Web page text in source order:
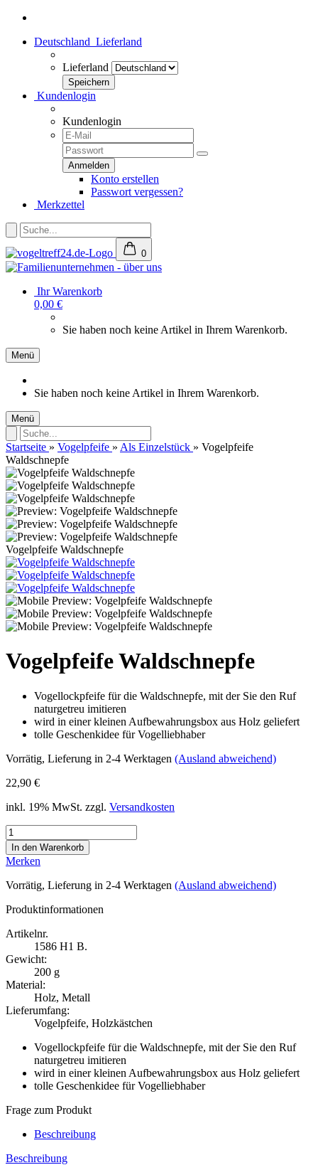
Deutschland Lieferland
Lieferland
Kundenlogin
Kundenlogin
Konto erstellen
Passwort vergessen?
Merkzettel
0
Ihr Warenkorb
0,00 €
Sie haben noch keine Artikel in Ihrem Warenkorb.
Menü
Sie haben noch keine Artikel in Ihrem Warenkorb.
Menü
Startseite » Vogelpfeife » Als Einzelstück » Vogelpfeife
Waldschnepfe
Vogelpfeife Waldschnepfe
Vogelpfeife Waldschnepfe
Vogellockpfeife für die Waldschnepfe, mit der Sie den Ruf
naturgetreu imitieren
wird in einer kleinen Aufbewahrungsbox aus Holz geliefert
tolle Geschenkidee für Vogelliebhaber
Vorrätig, Lieferung in 2-4 Werktagen (Ausland abweichend)
22,90 €
inkl. 19% MwSt. zzgl. Versandkosten
Merken
Vorrätig, Lieferung in 2-4 Werktagen (Ausland abweichend)
Produktinformationen
Artikelnr.
1586 H1 B.
Gewicht:
200 g
Material:
Holz, Metall
Lieferumfang:
Vogelpfeife, Holzkästchen
Vogellockpfeife für die Waldschnepfe, mit der Sie den Ruf
naturgetreu imitieren
wird in einer kleinen Aufbewahrungsbox aus Holz geliefert
tolle Geschenkidee für Vogelliebhaber
Frage zum Produkt
Beschreibung
Beschreibung